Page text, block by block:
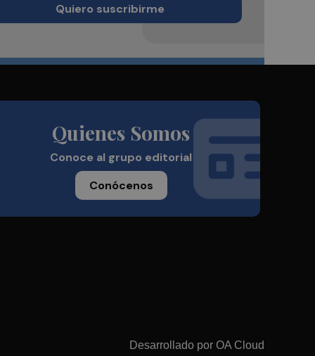
Quiero suscribirme
Quienes Somos
Conoce al grupo editorial
Conócenos
Desarrollado por OA Cloud